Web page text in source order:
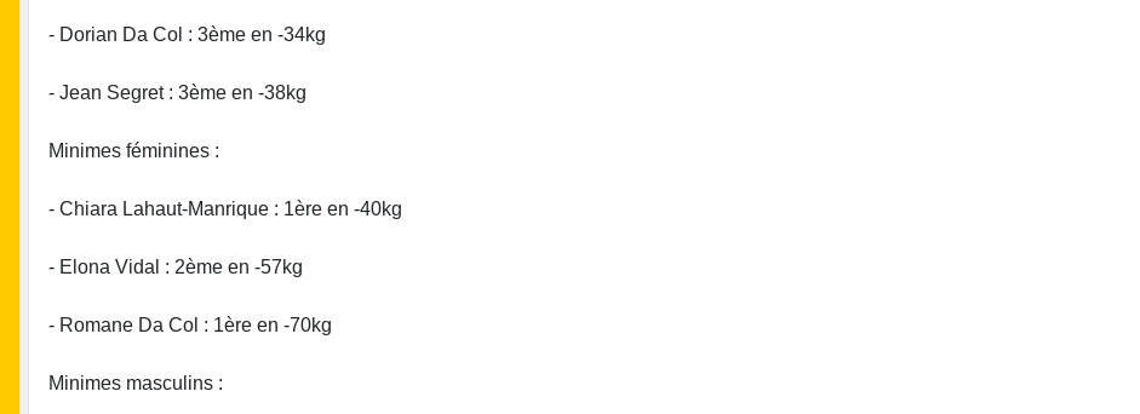
- Dorian Da Col : 3ème en -34kg
- Jean Segret : 3ème en -38kg
Minimes féminines :
- Chiara Lahaut-Manrique : 1ère en -40kg
- Elona Vidal : 2ème en -57kg
- Romane Da Col : 1ère en -70kg
Minimes masculins :